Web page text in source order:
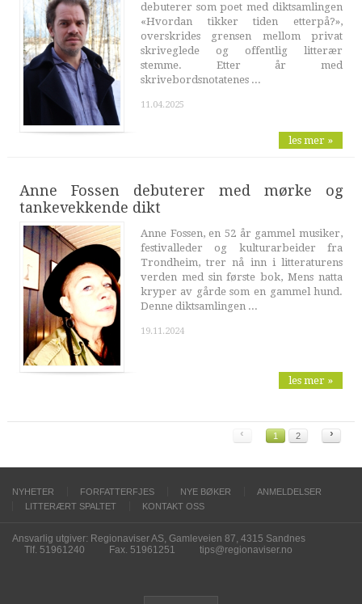
debuterer som poet med diktsamlingen
«Hvordan tikker tiden etterpå?»,
overskrides grensen mellom privat
skriveglede og offentlig litterær
stemme. Etter år med
skrivebordsnotatenes ...
11.04.2025
les mer »
Anne Fossen debuterer med mørke og
tankevekkende dikt
Anne Fossen, en 52 år gammel musiker,
festivalleder og kulturarbeider fra
Trondheim, trer nå inn i litteraturens
verden med sin første bok, Mens natta
kryper av gårde som en gammel hund.
Denne diktsamlingen ...
19.11.2024
les mer »
‹ 1 2 ›
NYHETER FORFATTERFJES NYE BØKER
ANMELDELSER
LITTERÆRT SPALTET
KONTAKT OSS
Ansvarlig utgiver: Regionaviser AS, Gamleveien 87, 4315 Sandnes
Tlf. 51961240
Fax. 51961251 tips@regionaviser.no